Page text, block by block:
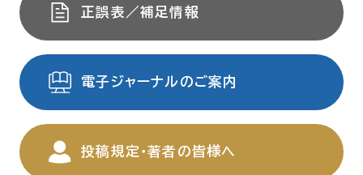
正誤表／補足情報
電子ジャーナルのご案内
投稿規定・著者の皆様へ